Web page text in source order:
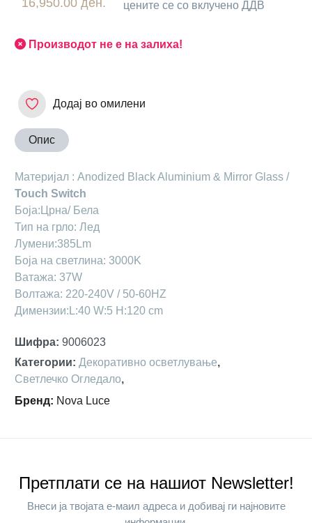
цените се со вклучено ДДВ
Производот не е на залиха!
Додај во омилени
Опис
Материјал : Anodized Black Aluminium & Mirror Glass /
Touch Switch
Боја:Црна/ Бела
Тип на грло: Лед
Лумени:385Lm
Боја на светлина: 3000K
Ватажа: 37W
Волтажа: 220-240V / 50-60HZ
Димензии:L:40 W:5 H:120 cm
Шифра: 9006023
Категории: Декоративно осветлување,
Светлечко Огледало,
Бренд: Nova Luce
Претплати се на нашиот Newsletter!
Внеси ја твојата е-маил адреса и добивај ги најновите